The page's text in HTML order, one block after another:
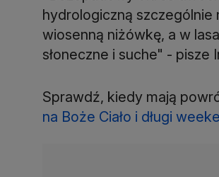
hydrologiczną szczególnie
wiosenną niżówkę, a w
słoneczne i suche" -
Sprawdź, kiedy mają
na Boże Ciało i długi